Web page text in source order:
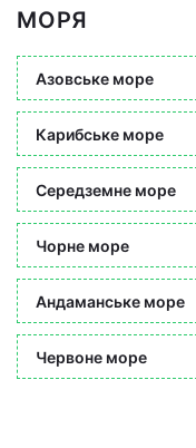
МОРЯ
Азовське море
Карибське море
Середземне море
Чорне море
Андаманське море
Червоне море